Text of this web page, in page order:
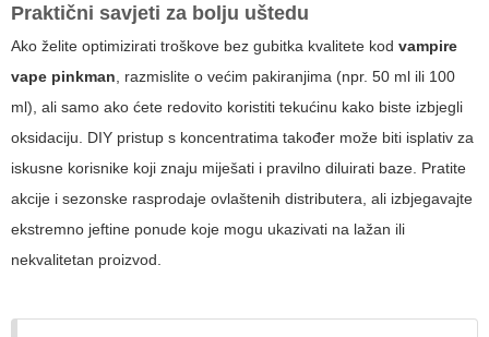
Praktični savjeti za bolju uštedu
Ako želite optimizirati troškove bez gubitka kvalitete kod vampire
vape pinkman , razmislite o većim pakiranjima (npr. 50 ml ili 100
ml), ali samo ako ćete redovito koristiti tekućinu kako biste izbjegli
oksidaciju. DIY pristup s koncentratima također može biti isplativ za
iskusne korisnike koji znaju miješati i pravilno diluirati baze. Pratite
akcije i sezonske rasprodaje ovlaštenih distributera, ali izbjegavajte
ekstremno jeftine ponude koje mogu ukazivati na lažan ili
nekvalitetan proizvod.